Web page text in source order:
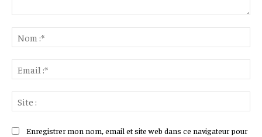
:*
:*
:
Enregistrer mon nom, email et site web dans ce navigateur pour